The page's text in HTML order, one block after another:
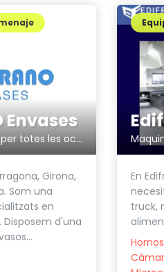
Envases
Envasos ecològics per totes les ocasions
Girona,
Som una
en
Disposem d'una
En
truck,
Hornos